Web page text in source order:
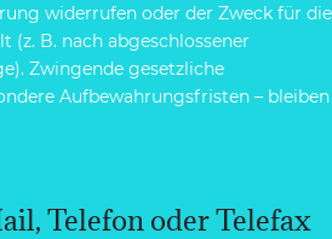
widerrufen oder der Zweck für die
(z. B. nach abgeschlossener
Zwingende gesetzliche
Aufbewahrungsfristen – bleiben
Telefon oder Telefax